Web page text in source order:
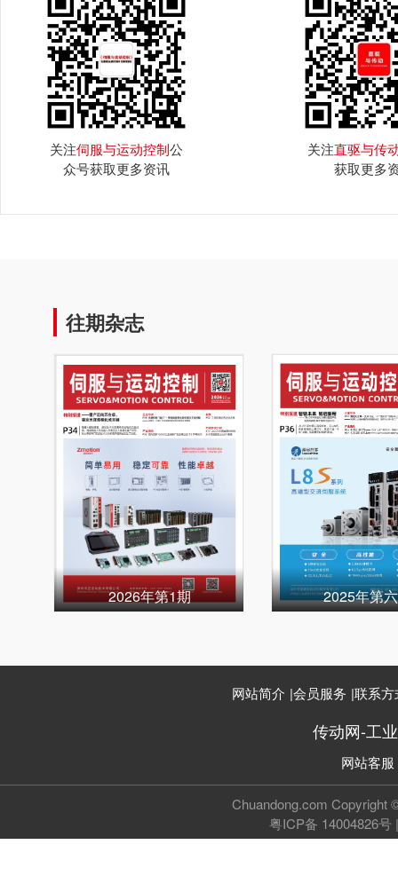
关注伺服与运动控制公
众号获取更多资讯
关注直驱与传
获取更多
往期杂志
2026年第1期 2025年第
网站简介 |会员服务 |联系方
传动网-工
网站客服
Chuandong.com Copyright
粤ICP备 14004826号